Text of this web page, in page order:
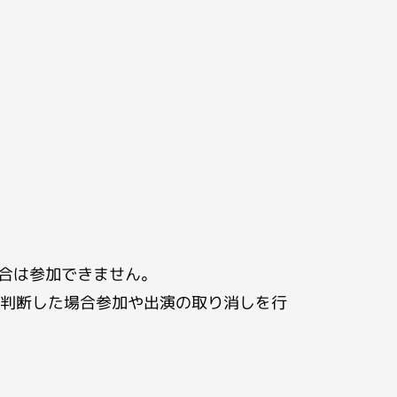
参加できません。
断した場合参加や出演の取り消しを行